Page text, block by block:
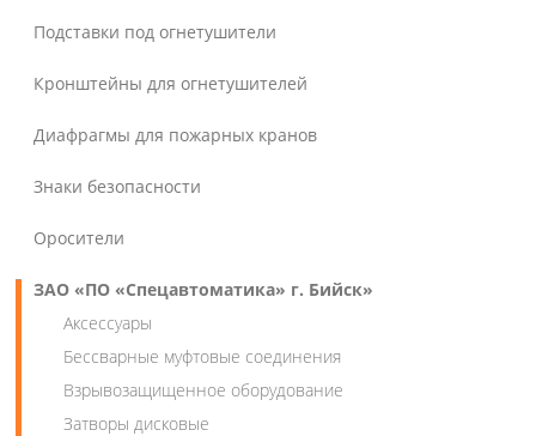
Подставки под огнетушители
Кронштейны для огнетушителей
Диафрагмы для пожарных кранов
Знаки безопасности
Оросители
ЗАО «ПО «Спецавтоматика» г. Бийск»
Аксессуары
Бессварные муфтовые соединения
Взрывозащищенное оборудование
Затворы дисковые